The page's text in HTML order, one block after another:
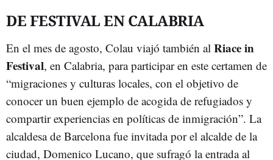
DE FESTIVAL EN CALABRIA
En el mes de agosto, Colau viajó también al Riace in
Festival, en Calabria, para participar en este certamen de
“migraciones y culturas locales, con el objetivo de
conocer un buen ejemplo de acogida de refugiados y
compartir experiencias en políticas de inmigración”. La
alcaldesa de Barcelona fue invitada por el alcalde de la
ciudad, Domenico Lucano, que sufragó la entrada al